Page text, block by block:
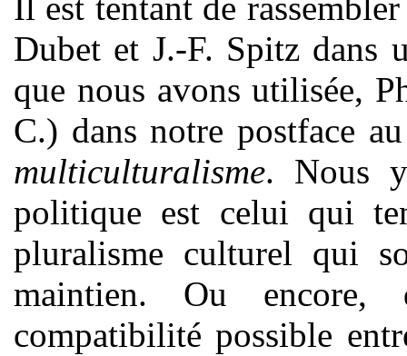
Dubet et J.-F. Spitz dans
que nous avons utilisée,
C.) dans notre postface
multiculturalisme. Nous
politique est celui qui
pluralisme culturel qui
maintien. Ou
compatibilité possible